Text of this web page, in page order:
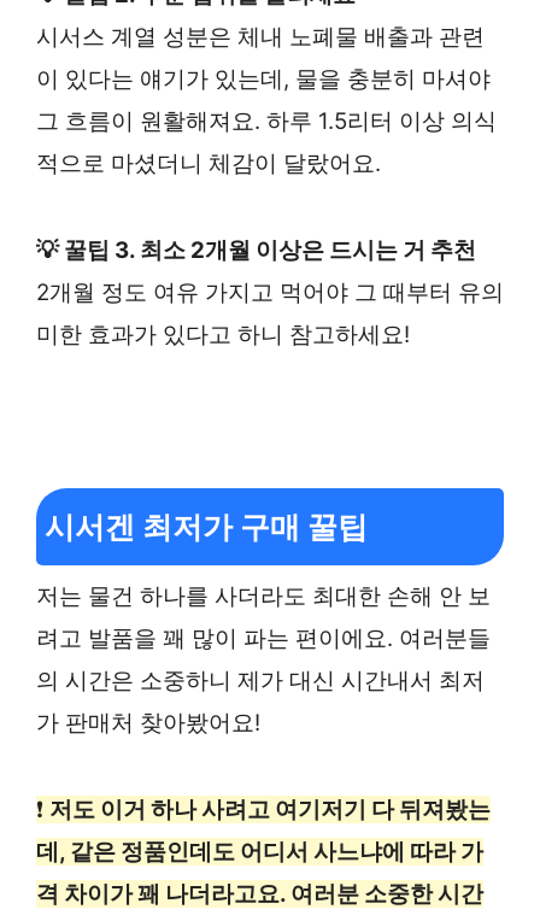
시서스 계열 성분은 체내 노폐물 배출과 관련
이 있다는 얘기가 있는데, 물을 충분히 마셔야
그 흐름이 원활해져요. 하루 1.5리터 이상 의식
적으로 마셨더니 체감이 달랐어요.
💡 꿀팁 3. 최소 2개월 이상은 드시는 거 추천
2개월 정도 여유 가지고 먹어야 그 때부터 유의
미한 효과가 있다고 하니 참고하세요!
시서겐 최저가 구매 꿀팁
저는 물건 하나를 사더라도 최대한 손해 안 보
려고 발품을 꽤 많이 파는 편이에요. 여러분들
의 시간은 소중하니 제가 대신 시간내서 최저
가 판매처 찾아봤어요!
❗ 저도 이거 하나 사려고 여기저기 다 뒤져봤는
데, 같은 정품인데도 어디서 사느냐에 따라 가
격 차이가 꽤 나더라고요. 여러분 소중한 시간